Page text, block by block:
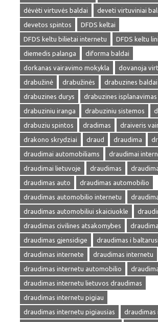
dėvėti virtuvės baldai
deveti virtuviniai
devetos spintos
DFDS keltai
DFDS keltu bilietai internetu
DFDS keltu
diemedis palanga
diforma baldai
dorkanas vairavimo mokykla
dovanoja
drabužinė
drabužinės
drabuzines baldai
drabuzines durys
drabuzines isplanavimas
drabuziniu iranga
drabuziniu sistemos
drabuziu spintos
dradimas
draiveris
drakono skrydziai
draud draudima
draudimai automobiliams
draudimai
draudimai lietuvoje
draudimas
draudimas auto
draudimas automobilio
draudimas automobilio internetu
draudimas automobiliui skaiciuokle
draudimas civilines atsakomybes
draudimas gjensidige
draudimas i
draudimas internete
draudimas internetu
draudimas internetu automobilio
draudimas internetu lietuvos draudimas
draudimas internetu pigiau
draudimas internetu pigiausias
draudimas